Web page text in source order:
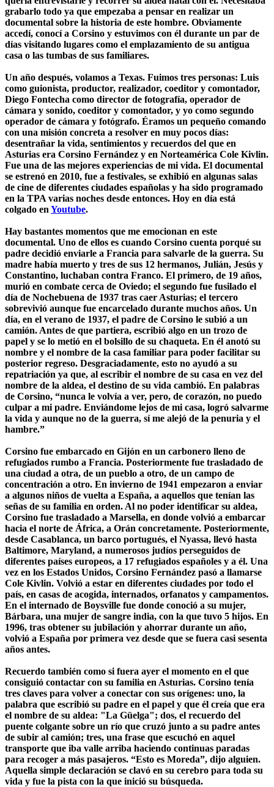
grabarlo todo ya que empezaba a pensar en realizar un
documental sobre la historia de este hombre. Obviamente
accedí, conocí a Corsino y estuvimos con él durante un par de
días visitando lugares como el emplazamiento de su antigua
casa o las tumbas de sus familiares.
Un año después, volamos a Texas. Fuimos tres personas: Luis
como guionista, productor, realizador, coeditor y comontador,
Diego Fontecha como director de fotografía, operador de
cámara y sonido, coeditor y comontador, y yo como segundo
operador de cámara y fotógrafo. Éramos un pequeño comando
con una misión concreta a resolver en muy pocos días:
desentrañar la vida, sentimientos y recuerdos del que en
Asturias era Corsino Fernández y en Norteamérica Cole Kivlin.
Fue una de las mejores experiencias de mi vida. El documental
se estrenó en 2010, fue a festivales, se exhibió en algunas salas
de cine de diferentes ciudades españolas y ha sido programado
en la TPA varias noches desde entonces. Hoy en día está
colgado en Youtube.
Hay bastantes momentos que me emocionan en este
documental. Uno de ellos es cuando Corsino cuenta porqué su
padre decidió enviarle a Francia para salvarle de la guerra. Su
madre había muerto y tres de sus 12 hermanos, Julián, Jesús y
Constantino, luchaban contra Franco. El primero, de 19 años,
murió en combate cerca de Oviedo; el segundo fue fusilado el
día de Nochebuena de 1937 tras caer Asturias; el tercero
sobrevivió aunque fue encarcelado durante muchos años. Un
día, en el verano de 1937, el padre de Corsino le subió a un
camión. Antes de que partiera, escribió algo en un trozo de
papel y se lo metió en el bolsillo de su chaqueta. En él anotó su
nombre y el nombre de la casa familiar para poder facilitar su
posterior regreso. Desgraciadamente, esto no ayudó a su
repatriación ya que, al escribir el nombre de su casa en vez del
nombre de la aldea, el destino de su vida cambió. En palabras
de Corsino, “nunca le volvía a ver, pero, de corazón, no puedo
culpar a mi padre. Enviándome lejos de mi casa, logró salvarme
la vida y aunque no de la guerra, sí me alejó de la penuria y el
hambre.”
Corsino fue embarcado en Gijón en un carbonero lleno de
refugiados rumbo a Francia. Posteriormente fue trasladado de
una ciudad a otra, de un pueblo a otro, de un campo de
concentración a otro. En invierno de 1941 empezaron a enviar
a algunos niños de vuelta a España, a aquellos que tenían las
señas de su familia en orden. Al no poder identificar su aldea,
Corsino fue trasladado a Marsella, en donde volvió a embarcar
hacia el norte de África, a Orán concretamente. Posteriormente,
desde Casablanca, un barco portugués, el Nyassa, llevó hasta
Baltimore, Maryland, a numerosos judíos perseguidos de
diferentes países europeos, a 17 refugiados españoles y a él. Una
vez en los Estados Unidos, Corsino Fernández pasó a llamarse
Cole Kivlin. Volvió a estar en diferentes ciudades por todo el
país, en casas de acogida, internados, orfanatos y campamentos.
En el internado de Boysville fue donde conoció a su mujer,
Bárbara, una mujer de sangre india, con la que tuvo 5 hijos. En
1996, tras obtener su jubilación y ahorrar durante un año,
volvió a España por primera vez desde que se fuera casi sesenta
años antes.
Recuerdo también como si fuera ayer el momento en el que
consiguió contactar con su familia en Asturias. Corsino tenía
tres claves para volver a conectar con sus orígenes: uno, la
palabra que escribió su padre en el papel y que él creía que era
el nombre de su aldea: "La Güelga"; dos, el recuerdo del
puente colgante sobre un río que cruzó junto a su padre antes
de subir al camión; tres, una frase que escuchó en aquel
transporte que iba valle arriba haciendo continuas paradas
para recoger a más pasajeros. “Esto es Moreda”, dijo alguien.
Aquella simple declaración se clavó en su cerebro para toda su
vida y fue la pista con la que inició su búsqueda.